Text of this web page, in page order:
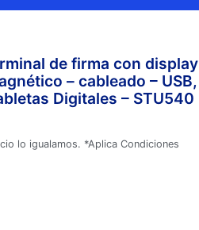
de firma con display
– cableado – USB,
Digitales – STU540
lo igualamos. *Aplica Condiciones